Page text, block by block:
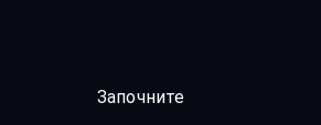
Започните